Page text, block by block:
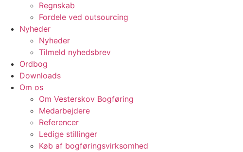
Regnskab
Fordele ved outsourcing
Nyheder
Nyheder
Tilmeld nyhedsbrev
Ordbog
Downloads
Om os
Om Vesterskov Bogføring
Medarbejdere
Referencer
Ledige stillinger
Køb af bogføringsvirksomhed